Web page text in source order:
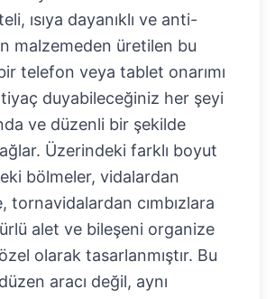
ısıya dayanıklı ve anti-
malzemeden üretilen bu
telefon veya tablet onarımı
duyabileceğiniz her şeyi
ve düzenli bir şekilde
Üzerindeki farklı boyut
bölmeler, vidalardan
tornavidalardan cımbızlara
alet ve bileşeni organize
olarak tasarlanmıştır. Bu
aracı değil, aynı